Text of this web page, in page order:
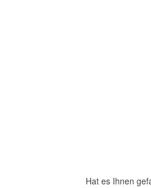
Hat es Ihnen